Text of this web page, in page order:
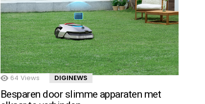
64 Views DIGINEWS
Besparen door slimme apparaten met